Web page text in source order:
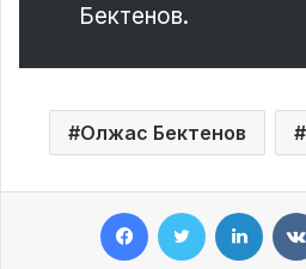
Бектенов.
Олжас Бектенов